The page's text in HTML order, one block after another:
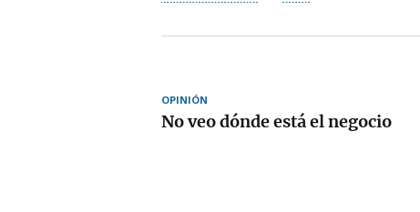
OPINIÓN
No veo dónde está el negocio